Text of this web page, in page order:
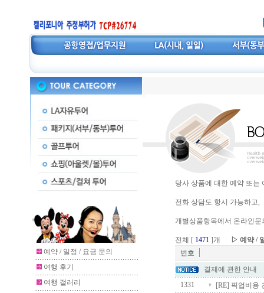
예약 / 일정 / 요금 문의
여행 후기
여행 갤러리
당사 상품에 대한 예약 또는
전화 상담도 항시 가능하고,
개별상품항목에서 온라인문
전체 [ 1471 ]개
▷ 예약 /
번호
결제에 관한 안내
1331
[RE] 픽업비용